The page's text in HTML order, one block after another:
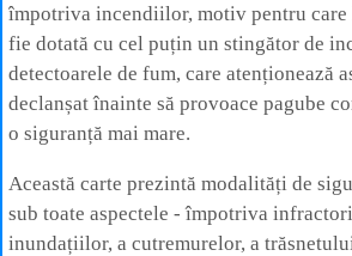
împotriva incendiilor, motiv pentru care
fie dotată cu cel puțin un stingător de
detectoarele de fum, care atenționează
declanșat înainte să provoace pagube
o siguranță mai mare.
Această carte prezintă modalități de
sub toate aspectele - împotriva
inundațiilor, a cutremurelor, a